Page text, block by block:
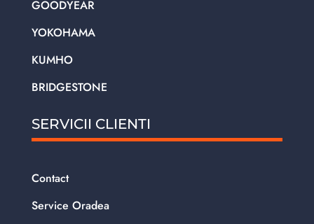
GOODYEAR
YOKOHAMA
KUMHO
BRIDGESTONE
SERVICII CLIENTI
Contact
Service Oradea